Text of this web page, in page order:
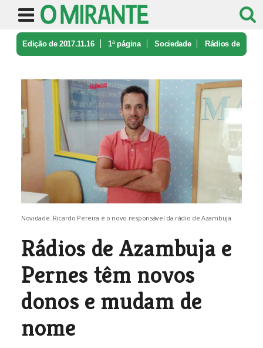
Edição de 2017.11.16 1ª página Sociedade Rádios de
Novidade. Ricardo Pereira é o novo responsável da rádio de Azambuja
Rádios de Azambuja e
Pernes têm novos
donos e mudam de
nome